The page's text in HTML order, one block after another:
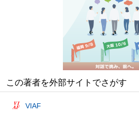
この著者を外部サイトでさがす
VIAF